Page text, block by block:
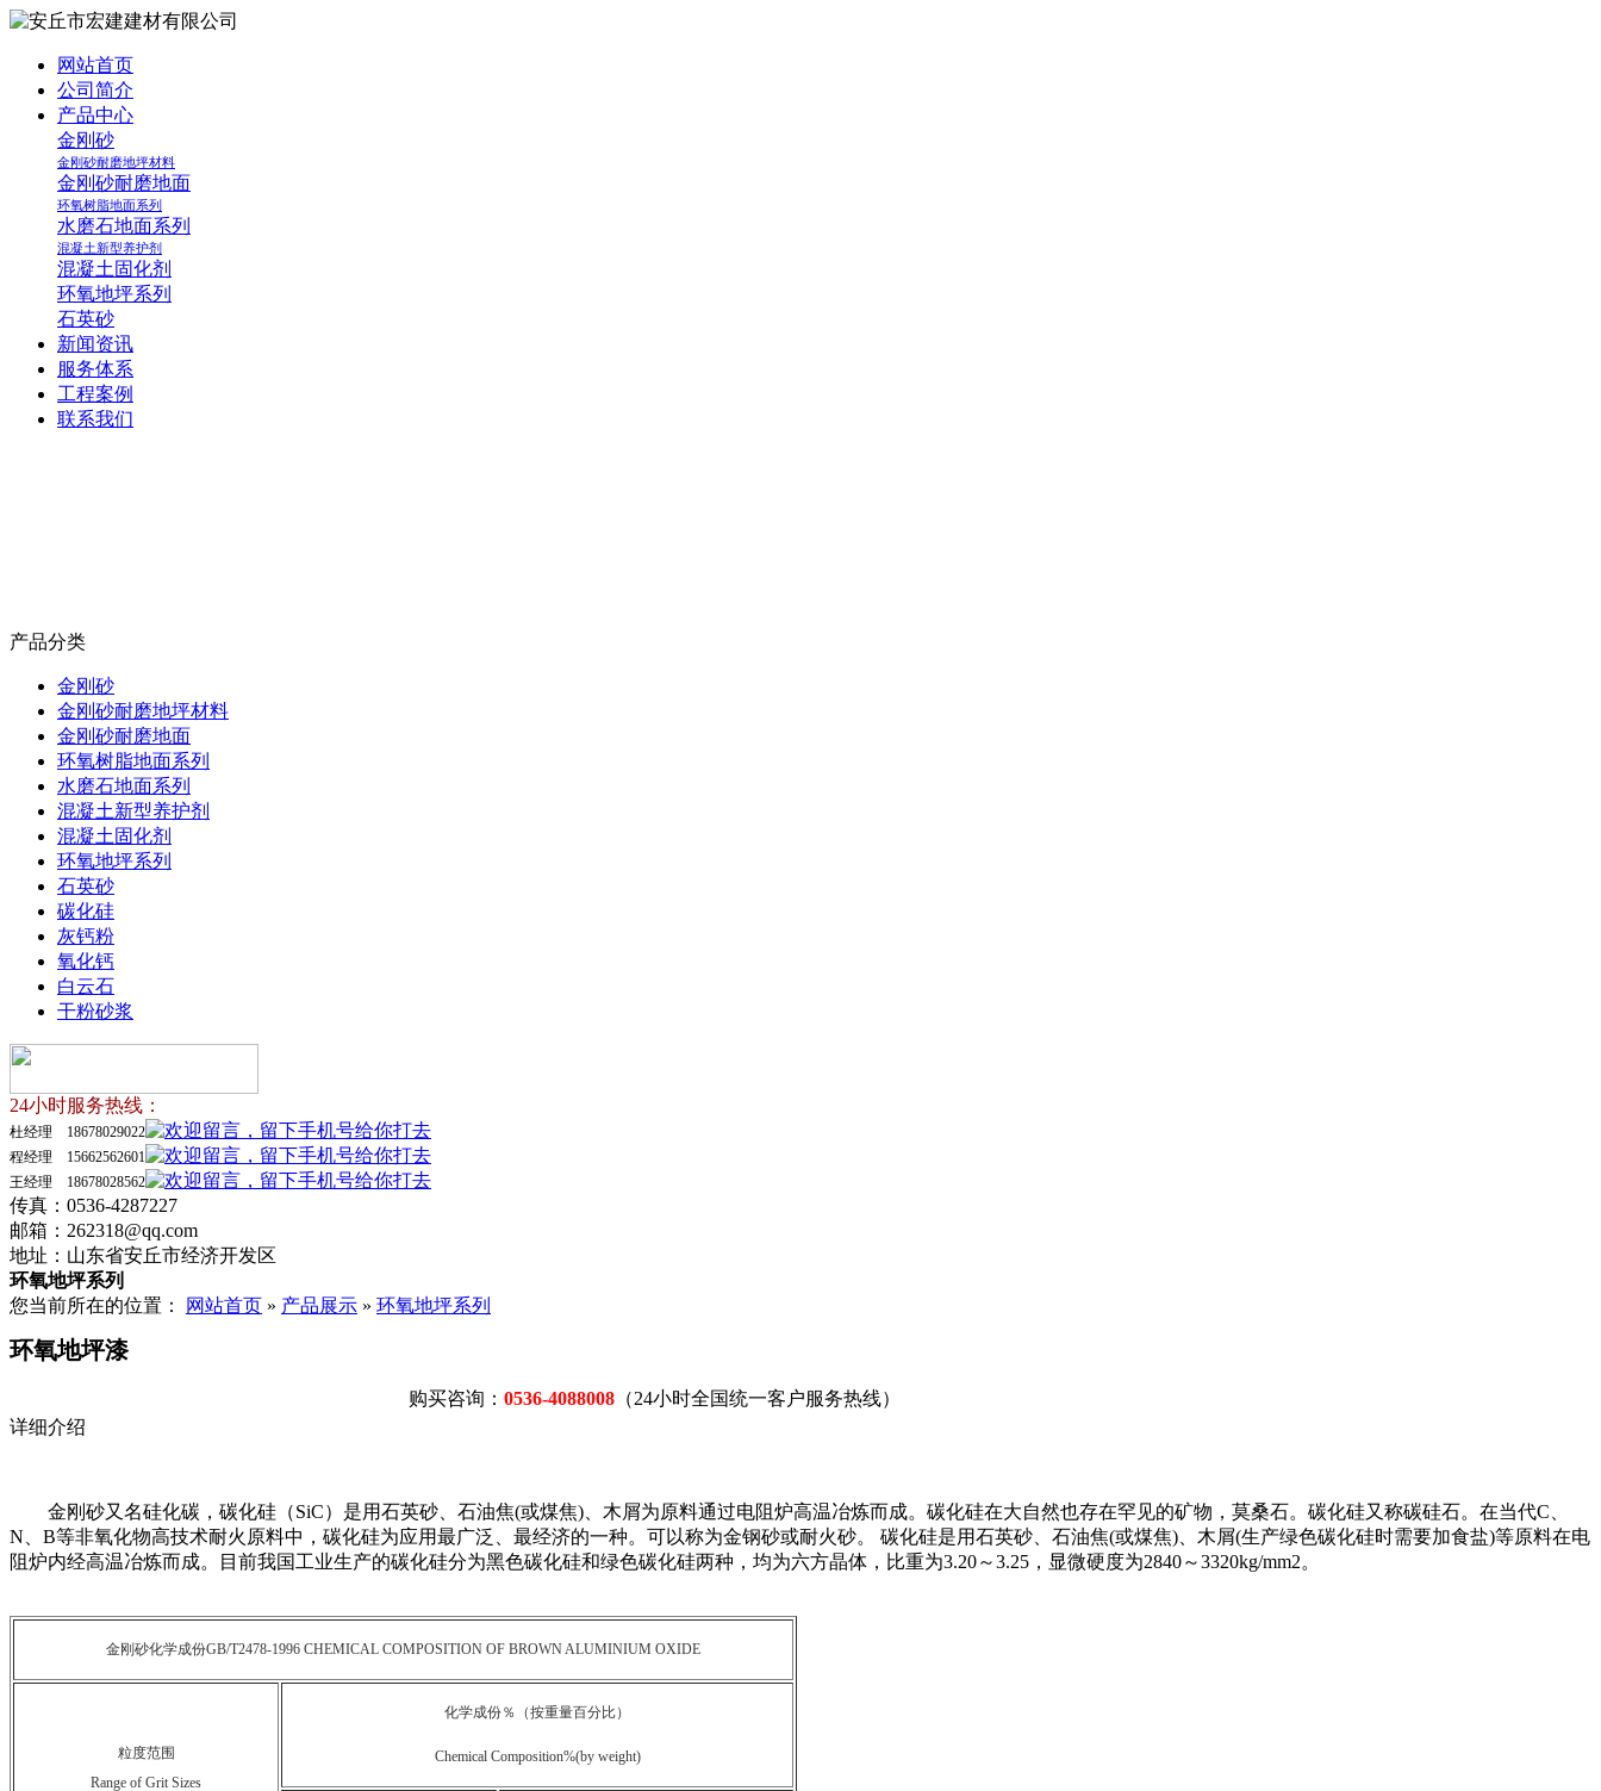
网站首页
公司简介
产品中心
金刚砂
金刚砂耐磨地坪材料
金刚砂耐磨地面
环氧树脂地面系列
水磨石地面系列
混凝土新型养护剂
混凝土固化剂
环氧地坪系列
石英砂
新闻资讯
服务体系
工程案例
联系我们
产品分类
金刚砂
金刚砂耐磨地坪材料
金刚砂耐磨地面
环氧树脂地面系列
水磨石地面系列
混凝土新型养护剂
混凝土固化剂
环氧地坪系列
石英砂
碳化硅
灰钙粉
氧化钙
白云石
干粉砂浆
24小时服务热线：
杜经理 18678029022
程经理 15662562601
王经理 18678028562
传真：0536-4287227
邮箱：262318@qq.com
地址：山东省安丘市经济开发区
环氧地坪系列
您当前所在的位置：
网站首页 » 产品展示 » 环氧地坪系列
环氧地坪漆
购买咨询： 0536-4088008 （24小时全国统一客户服务热线）
详细介绍
金刚砂又名硅化碳，碳化硅（SiC）是用石英砂、石油焦(或煤焦)、木屑为原料通过电阻炉高温冶炼而成。碳化硅在大自然也存在罕见的矿物，莫桑石。碳化硅又称碳硅石。在当代C、
N、B等非氧化物高技术耐火原料中，碳化硅为应用最广泛、最经济的一种。可以称为金钢砂或耐火砂。 碳化硅是用石英砂、石油焦(或煤焦)、木屑(生产绿色碳化硅时需要加食盐)等原料在电
阻炉内经高温冶炼而成。目前我国工业生产的碳化硅分为黑色碳化硅和绿色碳化硅两种，均为六方晶体，比重为3.20～3.25，显微硬度为2840～3320kg/mm2。
金刚砂化学成份GB/T2478-1996 CHEMICAL COMPOSITION OF BROWN ALUMINIUM OXIDE
粒度范围
Range of Grit Sizes
化学成份％（按重量百分比）
Chemical Composition%(by weight)